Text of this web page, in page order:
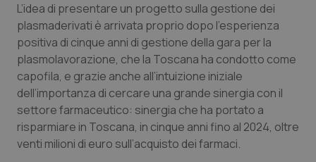
Marche
Molise
Piemonte
Provincia Autonoma di Bolzano
Donna & Salute
Epatiti
HIV
Infezioni & Febbre
L’idea di presentare un progetto sulla gestione dei
plasmaderivati è arrivata proprio dopo l’esperienza
positiva di cinque anni di gestione della gara per la
plasmolavorazione, che la Toscana ha condotto come
capofila, e grazie anche all’intuizione iniziale
dell’importanza di cercare una grande sinergia con il
settore farmaceutico: sinergia che ha portato a
risparmiare in Toscana, in cinque anni fino al 2024, oltre
venti milioni di euro sull’acquisto dei farmaci.